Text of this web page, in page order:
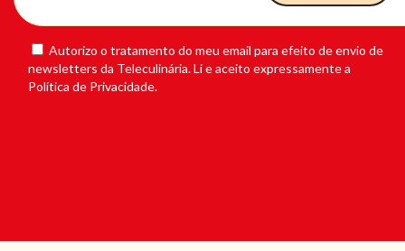
Autorizo o tratamento do meu email para efeito de envio de
newsletters da Teleculinária. Li e aceito expressamente a
Política de Privacidade.